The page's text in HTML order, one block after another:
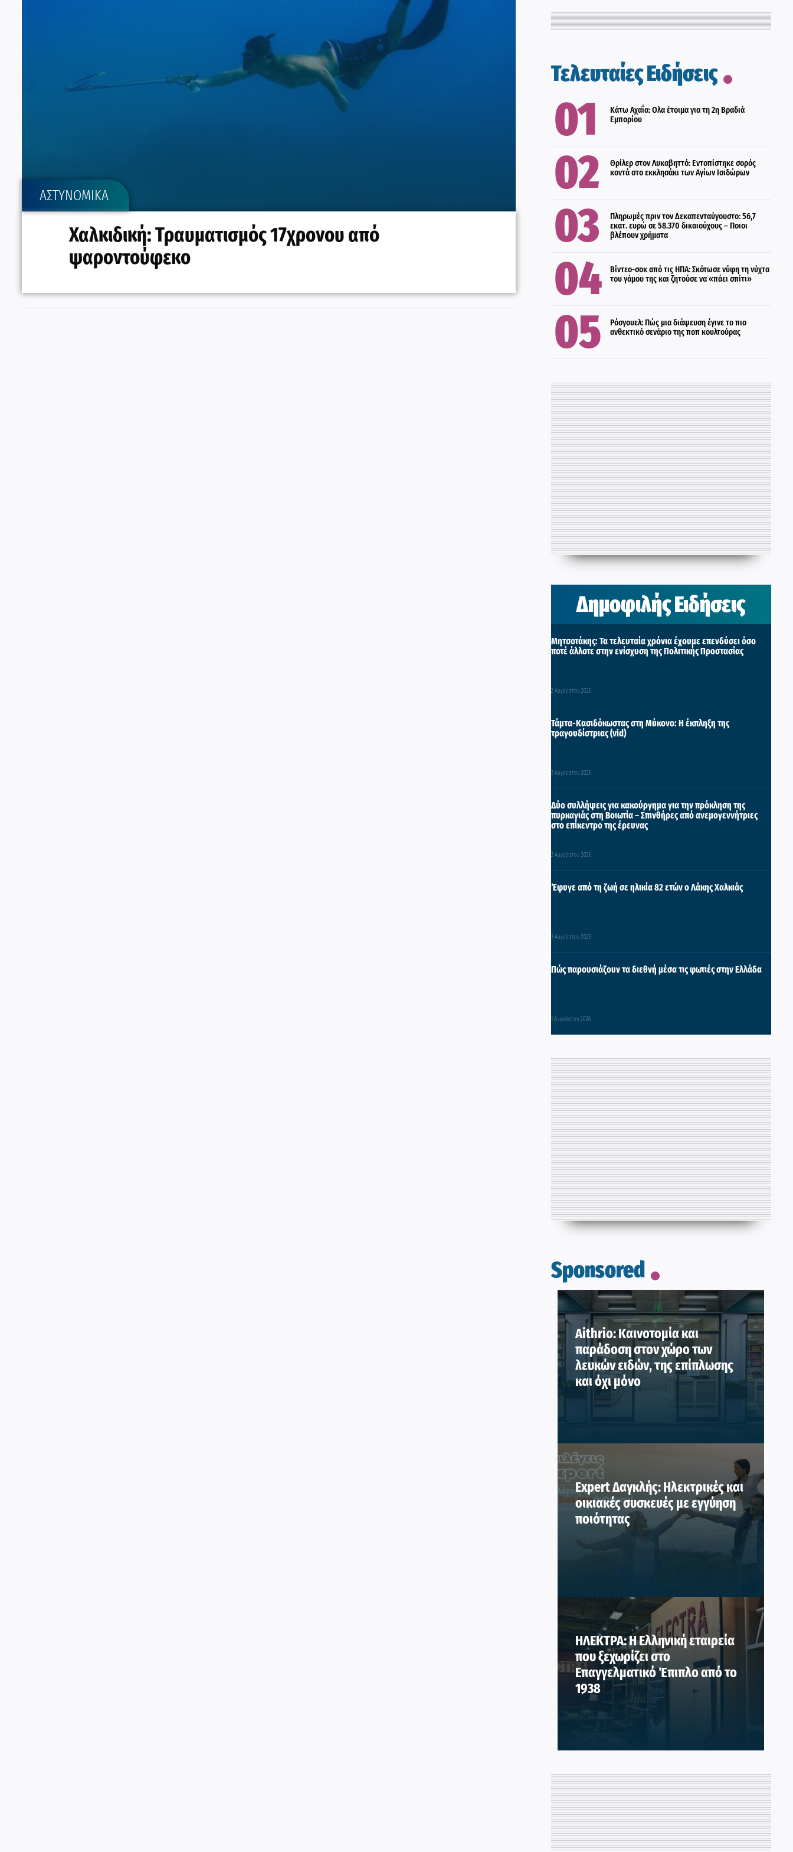
ΑΣΤΥΝΟΜΙΚΑ
Χαλκιδική: Τραυματισμός 17χρονου από
ψαροντούφεκο
Τελευταίες Ειδήσεις
Κάτω Αχαΐα: Ολα έτοιμα για τη 2η Βραδιά
Εμπορίου
ΕΛΛΑΔΑ
Θρίλερ στον Λυκαβηττό: Εντοπίστηκε σορός
κοντά στο εκκλησάκι των Αγίων Ισιδώρων
ΟΙΚΟΝΟΜΙΑ
Πληρωμές πριν τον Δεκαπενταύγουστο: 56,7
εκατ. ευρώ σε 58.370 δικαιούχους – Ποιοι
βλέπουν χρήματα
ΔΙΕΘΝΗ
Βίντεο-σοκ από τις ΗΠΑ: Σκότωσε νύφη τη νύχτα
του γάμου της και ζητούσε να «πάει σπίτι»
ΔΙΕΘΝΗ
Ρόσγουελ: Πώς μια διάψευση έγινε το πιο
ανθεκτικό σενάριο της ποπ κουλτούρας
Δημοφιλής Ειδήσεις
Μητσοτάκης: Τα τελευταία χρόνια έχουμε επενδύσει όσο
ποτέ άλλοτε στην ενίσχυση της Πολιτικής Προστασίας
2 Αυγούστου 2026
Τάμτα-Κασιδόκωστας στη Μύκονο: Η έκπληξη της
τραγουδίστριας (vid)
3 Αυγούστου 2026
Δύο συλλήψεις για κακούργημα για την πρόκληση της
πυρκαγιάς στη Βοιωτία – Σπινθήρες από ανεμογεννήτριες
στο επίκεντρο της έρευνας
2 Αυγούστου 2026
Έφυγε από τη ζωή σε ηλικία 82 ετών ο Λάκης Χαλκιάς
3 Αυγούστου 2026
Πώς παρουσιάζουν τα διεθνή μέσα τις φωτιές στην Ελλάδα
1 Αυγούστου 2026
Sponsored
Aithrio: Καινοτομία και
παράδοση στον χώρο των
λευκών ειδών, της επίπλωσης
και όχι μόνο
Expert Δαγκλής: Ηλεκτρικές και
οικιακές συσκευές με εγγύηση
ποιότητας
ΗΛΕΚΤΡΑ: Η Ελληνική εταιρεία
που ξεχωρίζει στο
Επαγγελματικό Έπιπλο από το
1938